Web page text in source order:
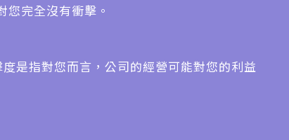
完全沒有衝擊。
是指對您而言，公司的經營可能對您的利益